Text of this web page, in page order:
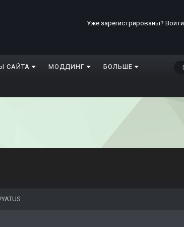
Уже зарегистрированы? Войти
САЙТА МОДДИНГ БОЛЬШЕ